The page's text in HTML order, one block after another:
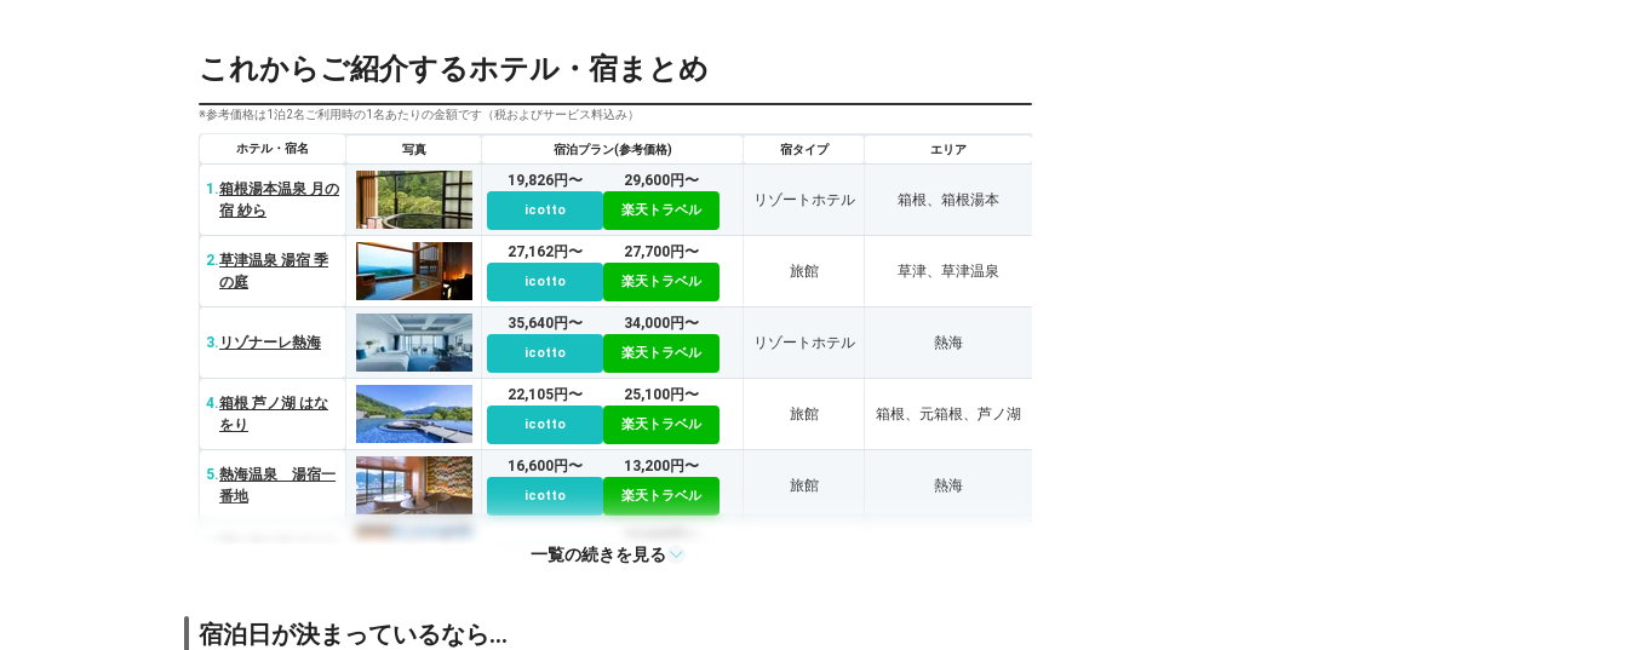
これからご紹介するホテル・宿まとめ
※参考価格は1泊2名ご利用時の1名あたりの金額です（税およびサービス料込み）
ホテル・宿名 写真 宿泊プラン(参考価格) 宿タイプ エリア
1.箱根湯本温泉 月の
宿 紗ら
19,826円〜
icotto
29,600円〜
楽天トラベル
リゾートホテル 箱根、箱根湯本
2.草津温泉 湯宿 季
の庭
27,162円〜
icotto
27,700円〜
楽天トラベル
旅館 草津、草津温泉
3. リゾナーレ熱海
35,640円〜
icotto
34,000円〜
楽天トラベル
リゾートホテル 熱海
4.箱根 芦ノ湖 はな
をり
22,105円〜
icotto
25,100円〜
楽天トラベル
旅館 箱根、元箱根、芦ノ湖
5.熱海温泉 湯宿一
番地
16,600円〜
icotto
13,200円〜
楽天トラベル
旅館 熱海
icotto 楽天トラベル
7.
Onsen Resort ゆ
一覧の続きを見る
宿泊日が決まっているなら…